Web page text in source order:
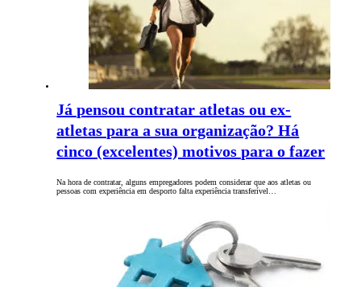
Já pensou contratar atletas ou ex-
atletas para a sua organização? Há
cinco (excelentes) motivos para o fazer
Na hora de contratar, alguns empregadores podem considerar que aos atletas ou
pessoas com experiência em desporto falta experiência transferível…